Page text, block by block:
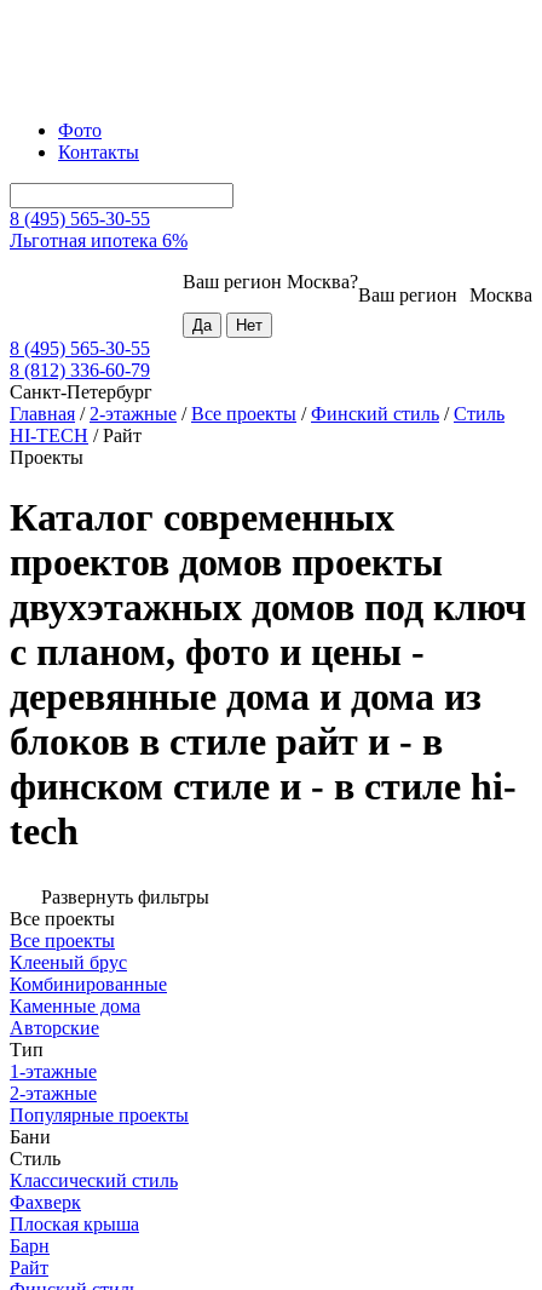
Фото
Контакты
8 (495) 565-30-55
Льготная ипотека 6%
Москва
Ваш регион
Ваш регион Москва?
8 (495) 565-30-55
8 (812) 336-60-79
Санкт-Петербург
Главная / 2-этажные /Все проекты /Финский стиль /Стиль
HI-TECH /Райт
Проекты
Каталог современных
проектов домов проекты
двухэтажных домов под ключ
с планом, фото и цены -
деревянные дома и дома из
блоков в стиле райт и - в
финском стиле и - в стиле hi-
tech
Развернуть фильтры
Все проекты
Все проекты
Клееный брус
Комбинированные
Каменные дома
Авторские
Тип
1-этажные
2-этажные
Популярные проекты
Бани
Стиль
Классический стиль
Фахверк
Плоская крыша
Барн
Райт